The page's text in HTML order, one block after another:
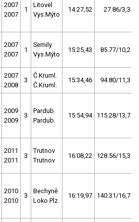
2007
2007
1
Litovel
Vys.Mýto
14:27,52 27.86/3,3
2007
2007
1
Semily
Vys.Mýto
15:25,43 85.77/10,2
2007
2008
3
Č.Kruml.
Č.Kruml.
15:34,46 94.80/11,3
2009
2009
3
Pardub.
Pardub.
15:54,94 115.28/13,7
2011
2011
3
Trutnov
Trutnov
16:08,22 128.56/15,3
2010
2010
3
Bechyně
Loko Plz
16:19,97 140.31/16,7